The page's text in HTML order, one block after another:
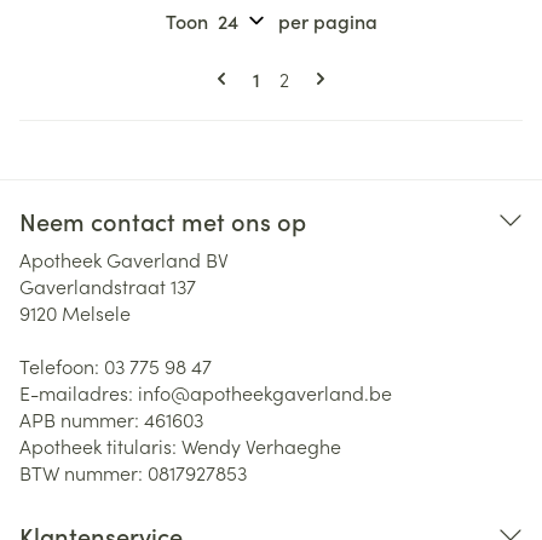
Pagina's
U lees momenteel pagina
1 Pagina
2
Toon per pagina
Neem contact met ons op
Apotheek Gaverland BV
Gaverlandstraat 137
9120 Melsele
Telefoon: 03 775 98 47
E-mailadres: info@apotheekgaverland.be
APB nummer: 461603
Apotheek titularis: Wendy Verhaeghe
BTW nummer: 0817927853